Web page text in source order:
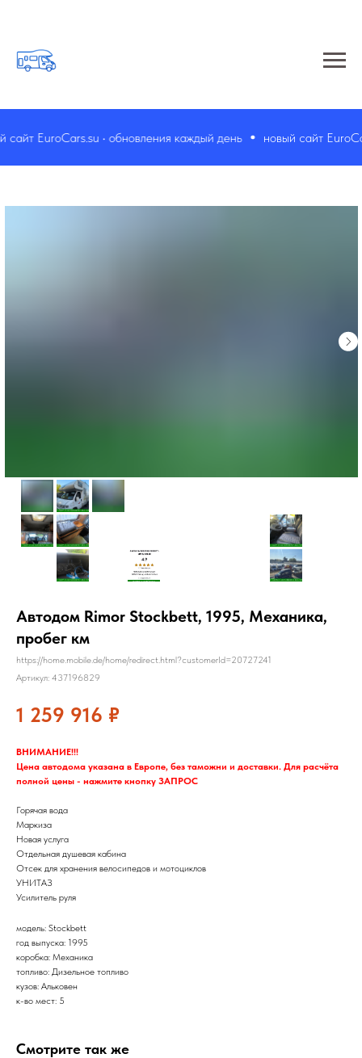
EuroCars.su • обновления каждый день новый сайт
Автодом Rimor Stockbett, 1995, Механика,
пробег км
https://home.mobile.de/home/redirect.html?customerId=20727241
Артикул: 437196829
1 259 916 ₽
ВНИМАНИЕ!!!
Цена автодома указана в Европе, без таможни и доставки. Для расчёта
полной цены - нажмите кнопку ЗАПРОС
Горячая вода
Маркиза
Новая услуга
Отдельная душевая кабина
Отсек для хранения велосипедов и мотоциклов
УНИТАЗ
Усилитель руля
модель: Stockbett
год выпуска: 1995
коробка: Механика
топливо: Дизельное топливо
кузов: Альковен
к-во мест: 5
Смотрите так же